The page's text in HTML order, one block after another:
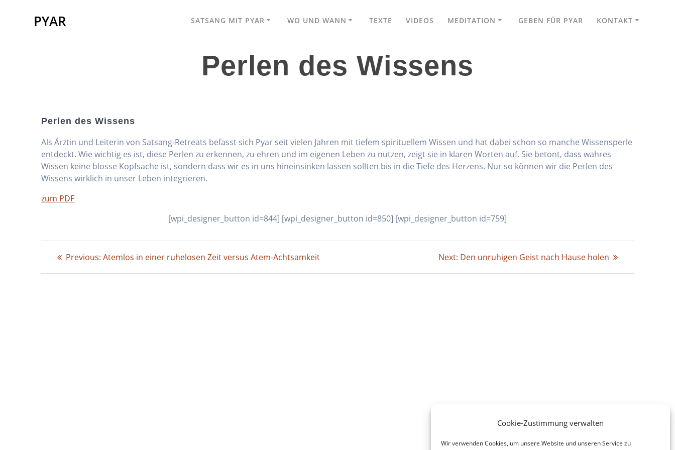
Cookie-Zustimmung verwalten
Wir verwenden Cookies, um unsere Website und unseren Service zu
PYAR SATSANG MIT PYAR WO UND WANN TEXTE VIDEOS MEDITATION GEBEN FÜR PYAR KONTAKT
Perlen des Wissens
Perlen des Wissens
Als Ärztin und Leiterin von Satsang-Retreats befasst sich Pyar seit vielen Jahren mit tiefem spirituellem Wissen und hat dabei schon so manche Wissensperle
entdeckt. Wie wichtig es ist, diese Perlen zu erkennen, zu ehren und im eigenen Leben zu nutzen, zeigt sie in klaren Worten auf. Sie betont, dass wahres
Wissen keine blosse Kopfsache ist, sondern dass wir es in uns hineinsinken lassen sollten bis in die Tiefe des Herzens. Nur so können wir die Perlen des
Wissens wirklich in unser Leben integrieren.
zum PDF
[wpi_designer_button id=844] [wpi_designer_button id=850] [wpi_designer_button id=759]
Beitragsnavigation
Previous: Previous
Atemlos in einer ruhelosen Zeit versus Atem-Achtsamkeit Next: Next
Den unruhigen Geist nach Hause holen